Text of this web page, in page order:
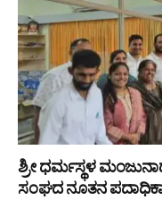
ಶ್ರೀ ಧರ್ಮಸ್ಥಳ
ಸಂಘದ ನೂತನ